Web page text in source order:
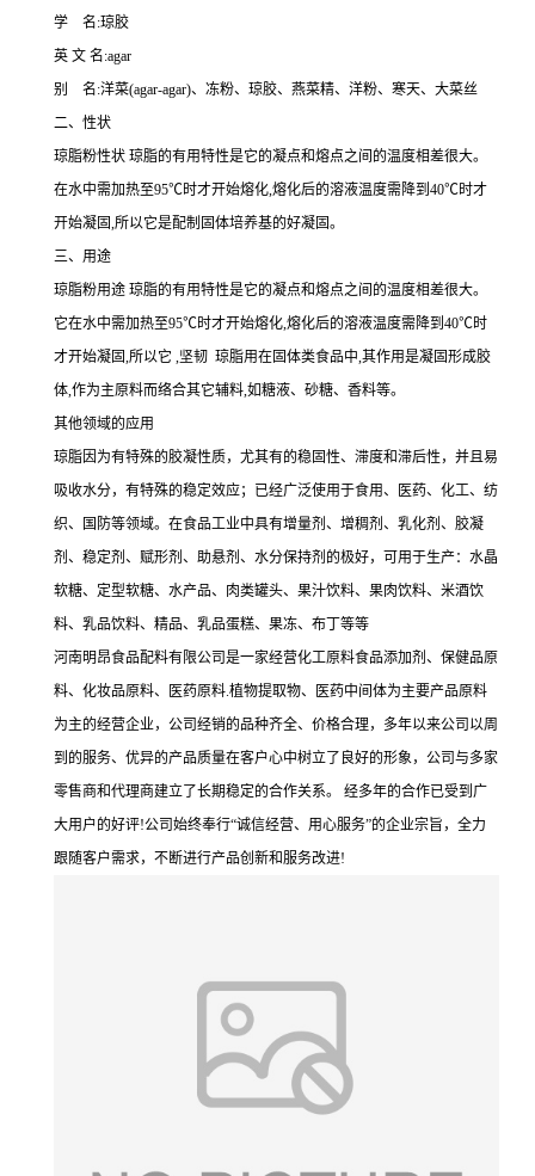
学 名:琼胶
英 文 名:agar
别 名:洋菜(agar-agar)、冻粉、琼胶、燕菜精、洋粉、寒天、大菜丝
二、性状
琼脂粉性状 琼脂的有用特性是它的凝点和熔点之间的温度相差很大。
在水中需加热至95℃时才开始熔化,熔化后的溶液温度需降到40℃时才
开始凝固,所以它是配制固体培养基的好凝固。
三、用途
琼脂粉用途 琼脂的有用特性是它的凝点和熔点之间的温度相差很大。
它在水中需加热至95℃时才开始熔化,熔化后的溶液温度需降到40℃时
才开始凝固,所以它 ,坚韧 琼脂用在固体类食品中,其作用是凝固形成胶
体,作为主原料而络合其它辅料,如糖液、砂糖、香料等。
其他领域的应用
琼脂因为有特殊的胶凝性质，尤其有的稳固性、滞度和滞后性，并且易
吸收水分，有特殊的稳定效应；已经广泛使用于食用、医药、化工、纺
织、国防等领域。在食品工业中具有增量剂、增稠剂、乳化剂、胶凝
剂、稳定剂、赋形剂、助悬剂、水分保持剂的极好，可用于生产：水晶
软糖、定型软糖、水产品、肉类罐头、果汁饮料、果肉饮料、米酒饮
料、乳品饮料、精品、乳品蛋糕、果冻、布丁等等
河南明昂食品配料有限公司是一家经营化工原料食品添加剂、保健品原
料、化妆品原料、医药原料.植物提取物、医药中间体为主要产品原料
为主的经营企业，公司经销的品种齐全、价格合理，多年以来公司以周
到的服务、优异的产品质量在客户心中树立了良好的形象，公司与多家
零售商和代理商建立了长期稳定的合作关系。 经多年的合作已受到广
大用户的好评!公司始终奉行“诚信经营、用心服务”的企业宗旨，全力
跟随客户需求，不断进行产品创新和服务改进!